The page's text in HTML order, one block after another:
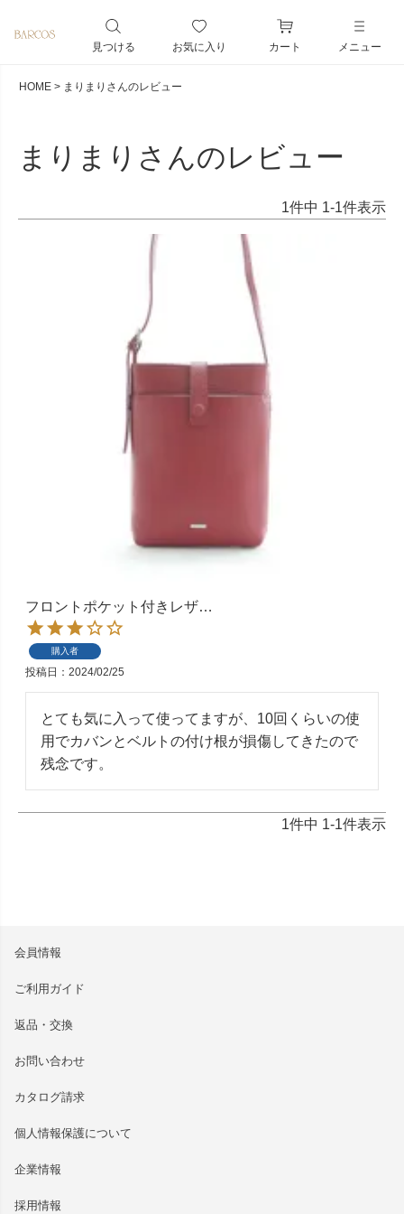
見つける お気に入り カート メニュー
HOME まりまりさんのレビュー
まりまりさんのレビュー
1件中 1-1件表示
フロントポケット付きレザ…
購入者
投稿日 2024/02/25
とても気に入って使ってますが、10回くらいの使
用でカバンとベルトの付け根が損傷してきたので
残念です。
1件中 1-1件表示
会員情報
ご利用ガイド
返品・交換
お問い合わせ
カタログ請求
個人情報保護について
企業情報
採用情報